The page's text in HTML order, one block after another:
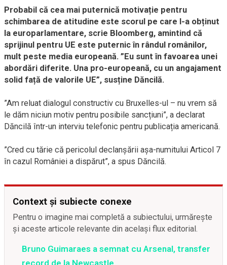
Probabil că cea mai puternică motivație pentru
schimbarea de atitudine este scorul pe care l-a obținut
la europarlamentare, scrie Bloomberg, amintind că
sprijinul pentru UE este puternic în rândul românilor,
mult peste media europeană. ”Eu sunt în favoarea unei
abordări diferite. Una pro-europeană, cu un angajament
solid față de valorile UE”, susține Dăncilă.
”Am reluat dialogul constructiv cu Bruxelles-ul – nu vrem să
le dăm niciun motiv pentru posibile sancțiuni”, a declarat
Dăncilă într-un interviu telefonic pentru publicația americană.
”Cred cu tărie că pericolul declanșării așa-numitului Articol 7
în cazul României a dispărut”, a spus Dăncilă.
Context și subiecte conexe
Pentru o imagine mai completă a subiectului, urmărește
și aceste articole relevante din același flux editorial.
Bruno Guimaraes a semnat cu Arsenal, transfer